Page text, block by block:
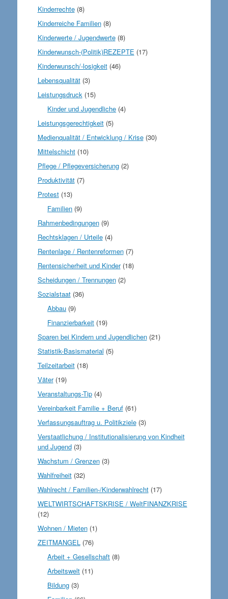
Kinderrechte(8)
Kinderreiche Familien(8)
Kinderwerte / Jugendwerte(8)
Kinderwunsch-(Politik)REZEPTE (17)
Kinderwunsch/-losigkeit(46)
Lebensqualität(3)
Leistungsdruck(15)
Kinder und Jugendliche (4)
Leistungsgerechtigkeit(5)
Medienqualität / Entwicklung / Krise(30)
Mittelschicht(10)
Pflege / Pflegeversicherung(2)
Produktivität(7)
Protest(13)
Familien (9)
Rahmenbedingungen(9)
Rechtsklagen / Urteile(4)
Rentenlage / Rentenreformen(7)
Rentensicherheit und Kinder(18)
Scheidungen / Trennungen(2)
Sozialstaat(36)
Abbau (9)
Finanzierbarkeit (19)
Sparen bei Kindern und Jugendlichen(21)
Statistik-Basismaterial (5)
Teilzeitarbeit(18)
Väter(19)
Veranstaltungs-Tip(4)
Vereinbarkeit Familie + Beruf(61)
Verfassungsauftrag u. Politikziele(3)
Verstaatlichung / Institutionalisierung von Kindheit
und Jugend(3)
Wachstum / Grenzen(3)
Wahlfreiheit(32)
Wahlrecht / Familien-/Kinderwahlrecht(17)
WELTWIRTSCHAFTSKRISE / WeltFINANZKRISE
(12)
Wohnen / Mieten(1)
ZEITMANGEL(76)
Arbeit + Gesellschaft (8)
Arbeitswelt (11)
Bildung (3)